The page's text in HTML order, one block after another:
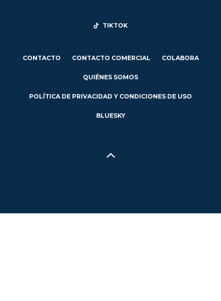
TIKTOK
CONTACTO CONTACTO COMERCIAL COLABORA
QUIÉNES SOMOS
POLÍTICA DE PRIVACIDAD Y CONDICIONES DE USO
BLUESKY